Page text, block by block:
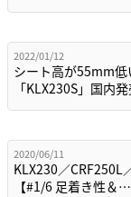
2022/01/12
シート高が55mm低
「KLX230S」国内
2020/06/11
KLX230／CRF250L
【#1/6 足着き性＆…